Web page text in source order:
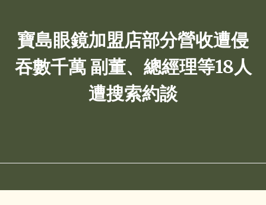
寶島眼鏡加盟店部分營收遭侵
吞數千萬 副董、總經理等18人
遭搜索約談